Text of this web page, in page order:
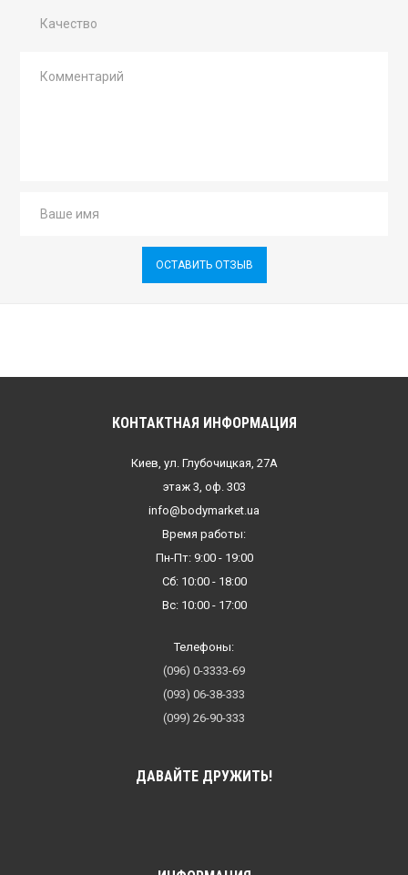
Качество
ОСТАВИТЬ ОТЗЫВ
КОНТАКТНАЯ ИНФОРМАЦИЯ
Киев, ул. Глубочицкая, 27А
этаж 3, оф. 303
info@bodymarket.ua
Время работы:
Пн-Пт: 9:00 - 19:00
Сб: 10:00 - 18:00
Вс: 10:00 - 17:00
Телефоны:
(096) 0-3333-69
(093) 06-38-333
(099) 26-90-333
ДАВАЙТЕ ДРУЖИТЬ!